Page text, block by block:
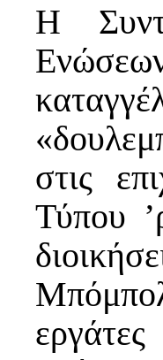
Η
στις
Τύπου